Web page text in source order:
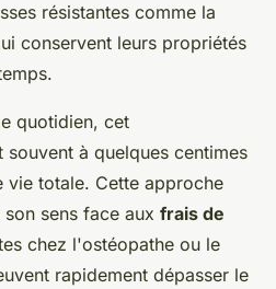
résistantes comme la
conservent leurs propriétés
quotidien, cet
souvent à quelques centimes
vie totale. Cette approche
sens face aux frais de
chez l'ostéopathe ou le
rapidement dépasser le